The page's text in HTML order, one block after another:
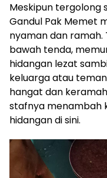
Meskipun tergolong
Gandul Pak Memet
nyaman dan
bawah tenda,
hidangan lezat
keluarga atau
hangat dan
stafnya menambah
hidangan di sini.